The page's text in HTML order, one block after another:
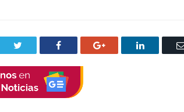
Facebook Google+ LinkedIn